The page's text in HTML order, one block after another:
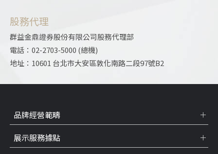
股務代理
群益金鼎證券股份有限公司股務代理部
電話：02-2703-5000 (總機)
地址：10601 台北市大安區敦化南路二段97號B2
品牌經營範疇
展示服務據點